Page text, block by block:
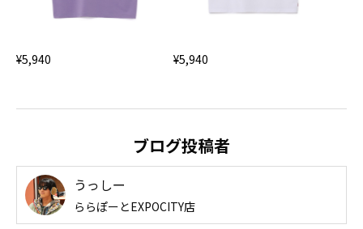
¥5,940 ¥5,940
ブログ投稿者
うっしー
ららぽーとEXPOCITY店